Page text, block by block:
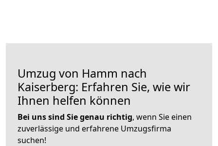
Umzug von Hamm nach
Kaiserberg: Erfahren Sie, wie wir
Ihnen helfen können
Bei uns sind Sie genau richtig, wenn Sie einen
zuverlässige und erfahrene Umzugsfirma
suchen!